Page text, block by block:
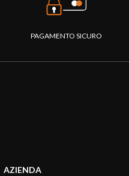
PAGAMENTO SICURO
AZIENDA